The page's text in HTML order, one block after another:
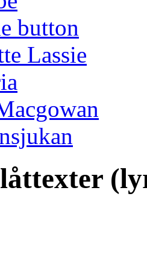
button
Lassie